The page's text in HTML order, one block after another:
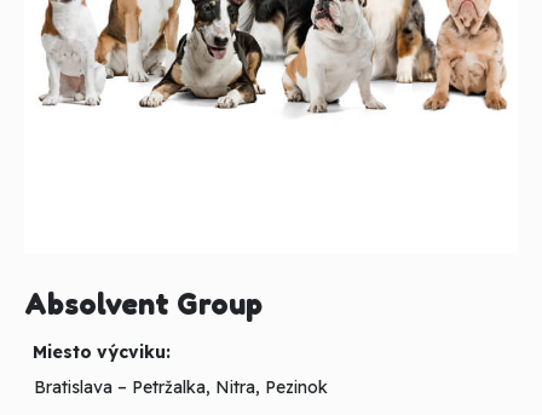
Absolvent Group
Miesto výcviku:
Bratislava – Petržalka, Nitra, Pezinok